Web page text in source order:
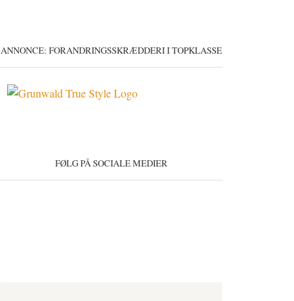
ANNONCE: FORANDRINGSSKRÆDDERI I TOPKLASSE
FØLG PÅ SOCIALE MEDIER